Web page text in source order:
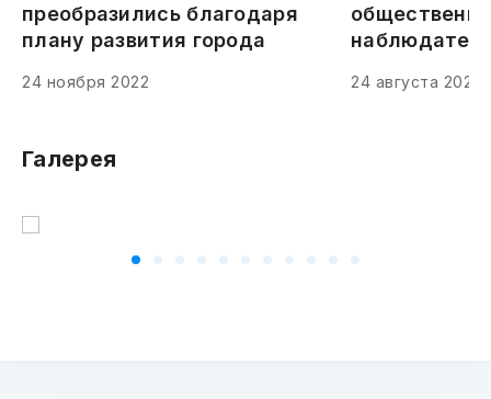
преобразились благодаря
плану развития города
24 ноября 2022 24 августа 2022
Галерея